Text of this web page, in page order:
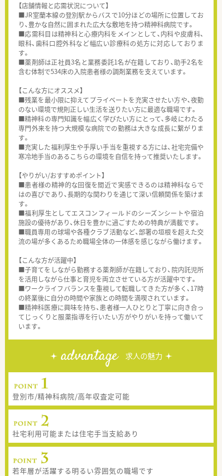
【店舗情報と応需状況について】
■JR室蘭本線の登別駅からバスで10分ほどの場所に位置してお
り、豊かな自然に囲まれた広大な敷地を持つ精神科病院です。
■応需科目は精神科と心療内科をメインとして、内科や皮膚科、
眼科、歯科口腔外科など幅広い診療科の処方に対応しておりま
す。
■薬剤師は正社員3名と業務委託1名が在籍しており、助手2名を
含む体制で534床の入院患者様の調剤業務を支えています。
【こんな方にオススメ】
■残業を最小限に抑えてプライベートを充実させたい方や、夜勤
のない環境で規則正しい生活を送りたい方に最適な職場です。
■精神科の専門知識を幅広く学びたい方にとって、多岐にわたる
専門外来を持つ大規模な病院での勤務は大きな成長に繋がりま
す。
■充実した福利厚生や手厚い手当を重視する方には、社宅完備や
寒冷地手当のあるこちらの環境を自信を持って推奨いたします。
【やりがい/おすすめポイント】
■患者様の精神的な回復を間近で実感できるのは精神科ならで
はの喜びであり、長期的な関わりを通じて深い信頼関係を築けま
す。
■福利厚生としてエスコンフィールドのシーズンシートや宿泊
施設の優待があり、休日を豊かに過ごすための特典が満載です。
■職員専用の球場や各種クラブ活動など、部署の垣根を超えた交
流の場が多くあるため職場全体の一体感を感じながら働けます。
【こんな方が活躍中】
■子育てをしながら勤務する薬剤師が在籍しており、院内託児所
を活用しながら仕事と育児を両立させている方が活躍中です。
■ワークライフバランスを重視して転職してきた方が多く、17時
の終業後に自分の時間や家族との時間を満喫されています。
■精神科医療に興味を持ち、患者様一人ひとりと丁寧に向き合っ
てじっくりと服薬指導を行いたい方がやりがいを持って働いて
います。
advantage 求人の魅力
登別市/精神科病院/高年収査定可能
社宅利用可能または住宅手当支給あり
若年層が活躍する明るい雰囲気の職場です